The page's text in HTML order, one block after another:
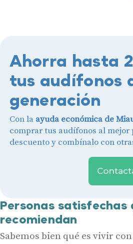
Ahorra hasta
tus audífonos
generación
Con la ayuda económica de
comprar tus audífonos al mejor
descuento y combínalo con
Personas satisfechas
recomiendan
Sabemos bien qué es vivir